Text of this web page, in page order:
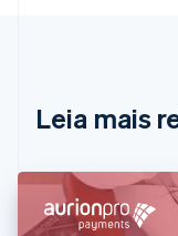
Leia mais
Bulgária
English Français
China
简体中文English